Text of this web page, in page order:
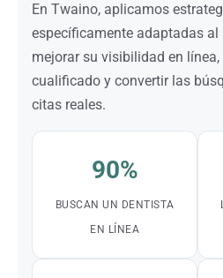
En Twaino, aplicamos
específicamente adaptadas al
mejorar su visibilidad en
cualificado y convertir las
citas reales.
90%
BUSCAN UN DENTISTA
EN LÍNEA